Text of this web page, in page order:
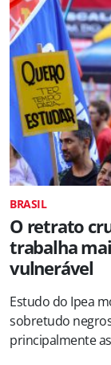
BRASIL
O retrato
trabalha
vulnerável
Estudo do Ipea
sobretudo
principalmente